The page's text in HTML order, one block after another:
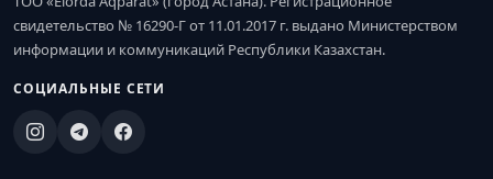
свидетельство № 16290-Г от 11.01.2017 г. выдано Министерством
информации и коммуникаций Республики Казахстан.
СОЦИАЛЬНЫЕ СЕТИ